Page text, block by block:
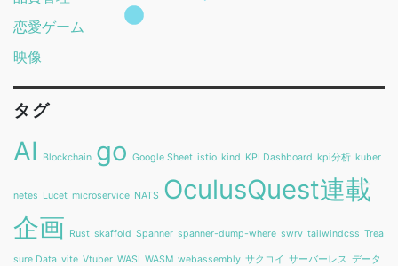
恋愛ゲーム
映像
タグ
AI Blockchain go Google Sheet istio kind KPI Dashboard kpi分析 kuber
netes Lucet microservice NATS OculusQuest連載
企画 Rust skaffold Spanner spanner-dump-where swrv tailwindcss Trea
sure Data vite Vtuber WASI WASM webassembly サクコイ サーバーレス データ